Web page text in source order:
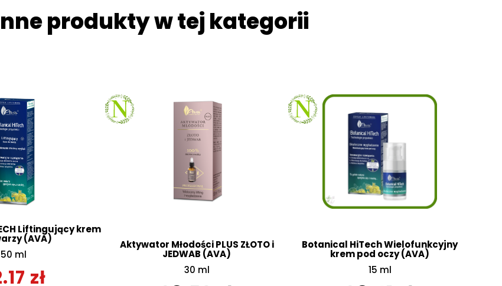
produkty w tej kategorii
Liftingujący krem
(AVA)
50 ml
zł
Aktywator Młodości PLUS ZŁOTO i
JEDWAB (AVA)
30 ml
Botanical HiTech Wielofunkcyjny
krem pod oczy (AVA)
15 ml